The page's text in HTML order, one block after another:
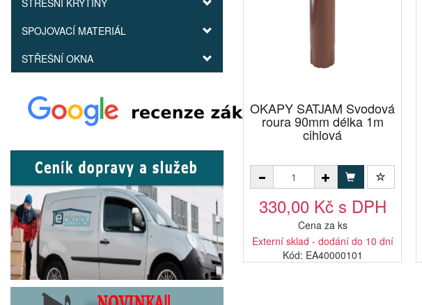
STŘEŠNÍ KRYTINY
SPOJOVACÍ MATERIÁL
STŘEŠNÍ OKNA
OKAPY SATJAM Svodová
roura 90mm délka 1m
cihlová
330,00 Kč s DPH
Cena za ks
Externí sklad - dodání do 10 dní
Kód: EA40000101